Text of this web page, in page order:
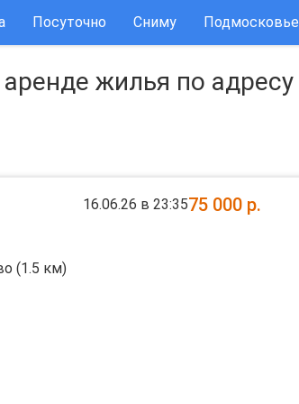
Посуточно Сниму Подмосковье
жилья по адресу
75 000 р.
16.06.26 в 23:35
(1.5 км)